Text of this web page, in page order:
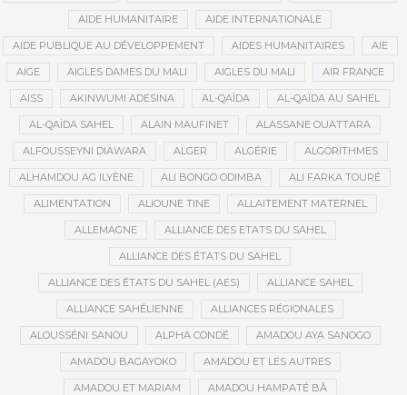
AIDE HUMANITAIRE AIDE INTERNATIONALE
AIDE PUBLIQUE AU DÉVELOPPEMENT AIDES HUMANITAIRES AIE
AIGE AIGLES DAMES DU MALI AIGLES DU MALI AIR FRANCE
AISS AKINWUMI ADESINA AL-QAÏDA AL-QAÏDA AU SAHEL
AL-QAÏDA SAHEL ALAIN MAUFINET ALASSANE OUATTARA
ALFOUSSEYNI DIAWARA ALGER ALGÉRIE ALGORITHMES
ALHAMDOU AG ILYÈNE ALI BONGO ODIMBA ALI FARKA TOURÉ
ALIMENTATION ALIOUNE TINE ALLAITEMENT MATERNEL
ALLEMAGNE ALLIANCE DES ETATS DU SAHEL
ALLIANCE DES ÉTATS DU SAHEL
ALLIANCE DES ÉTATS DU SAHEL (AES) ALLIANCE SAHEL
ALLIANCE SAHÉLIENNE ALLIANCES RÉGIONALES
ALOUSSÉNI SANOU ALPHA CONDÉ AMADOU AYA SANOGO
AMADOU BAGAYOKO AMADOU ET LES AUTRES
AMADOU ET MARIAM AMADOU HAMPATÉ BÂ